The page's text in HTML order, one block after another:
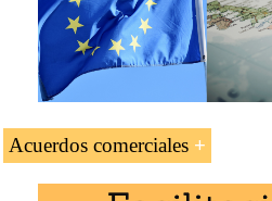
Acuerdos comerciales